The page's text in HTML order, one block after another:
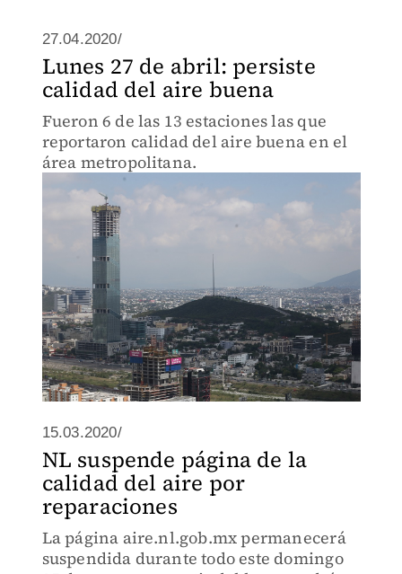
27.04.2020/
Lunes 27 de abril: persiste
calidad del aire buena
Fueron 6 de las 13 estaciones las que
reportaron calidad del aire buena en el
área metropolitana.
15.03.2020/
NL suspende página de la
calidad del aire por
reparaciones
La página aire.nl.gob.mx permanecerá
suspendida durante todo este domingo